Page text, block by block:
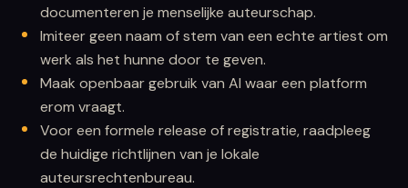
documenteren je menselijke auteurschap.
Imiteer geen naam of stem van een echte artiest om
werk als het hunne door te geven.
Maak openbaar gebruik van AI waar een platform
erom vraagt.
Voor een formele release of registratie, raadpleeg
de huidige richtlijnen van je lokale
auteursrechtenbureau.